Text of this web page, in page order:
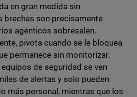
en gran medida sin
brechas son precisamente
agénticos sobresalen.
pivota cuando se le bloquea
permanece sin monitorizar.
de seguridad se ven
de alertas y solo pueden
más personal, mientras que los